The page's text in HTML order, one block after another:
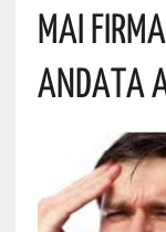
Mai
Andata